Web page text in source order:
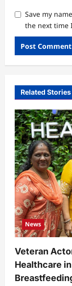
Save my
the next time
Related Stories
News
Veteran
Healthcare